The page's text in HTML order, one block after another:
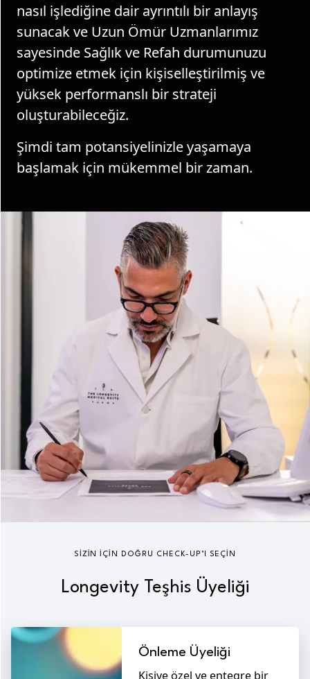
nasıl işlediğine dair ayrıntılı bir anlayış
sunacak ve Uzun Ömür Uzmanlarımız
sayesinde Sağlık ve Refah durumunuzu
optimize etmek için kişiselleştirilmiş ve
yüksek performanslı bir strateji
oluşturabileceğiz.
Şimdi tam potansiyelinizle yaşamaya
başlamak için mükemmel bir zaman.
SIZIN IÇIN DOĞRU CHECK-UP’I SEÇIN
Longevity Teşhis Üyeliği
Önleme Üyeliği
Kişiye özel ve entegre bir